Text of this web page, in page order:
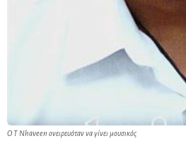
Ο T Nhaveen ονειρευόταν να γίνει μουσικός